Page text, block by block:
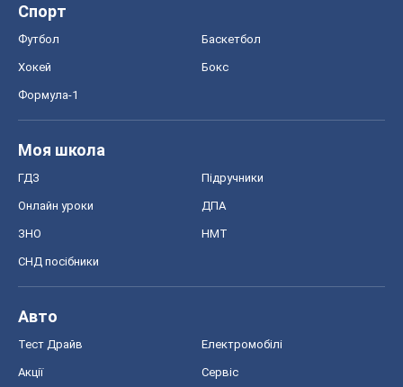
Спорт
Футбол Баскетбол
Хокей Бокс
Формула-1
Моя школа
ГДЗ Підручники
Онлайн уроки ДПА
ЗНО НМТ
СНД посібники
Авто
Тест Драйв Електромобілі
Акції Сервіс